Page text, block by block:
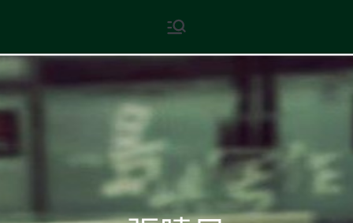
content
現代文學
地球小如鴿卵，/ 我輕輕地將它